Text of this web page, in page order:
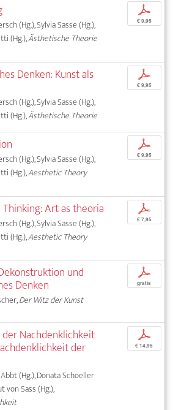
(Hg.), Sylvia Sasse (Hg.),
(Hg.),Ästhetische Theorie
p
€ 9,95
Denken: Kunst als
(Hg.), Sylvia Sasse (Hg.),
(Hg.),Ästhetische Theorie
p
€ 9,95
(Hg.), Sylvia Sasse (Hg.),
(Hg.),Aesthetic Theory
p
€ 9,95
Art as theoria
(Hg.), Sylvia Sasse (Hg.),
(Hg.),Aesthetic Theory
p
€ 7,95
und
Denken
Der Witz der Kunst
p
gratis
Nachdenklichkeit
der
(Hg.), Donata Schoeller
von Sass (Hg.),
p
€ 14,95